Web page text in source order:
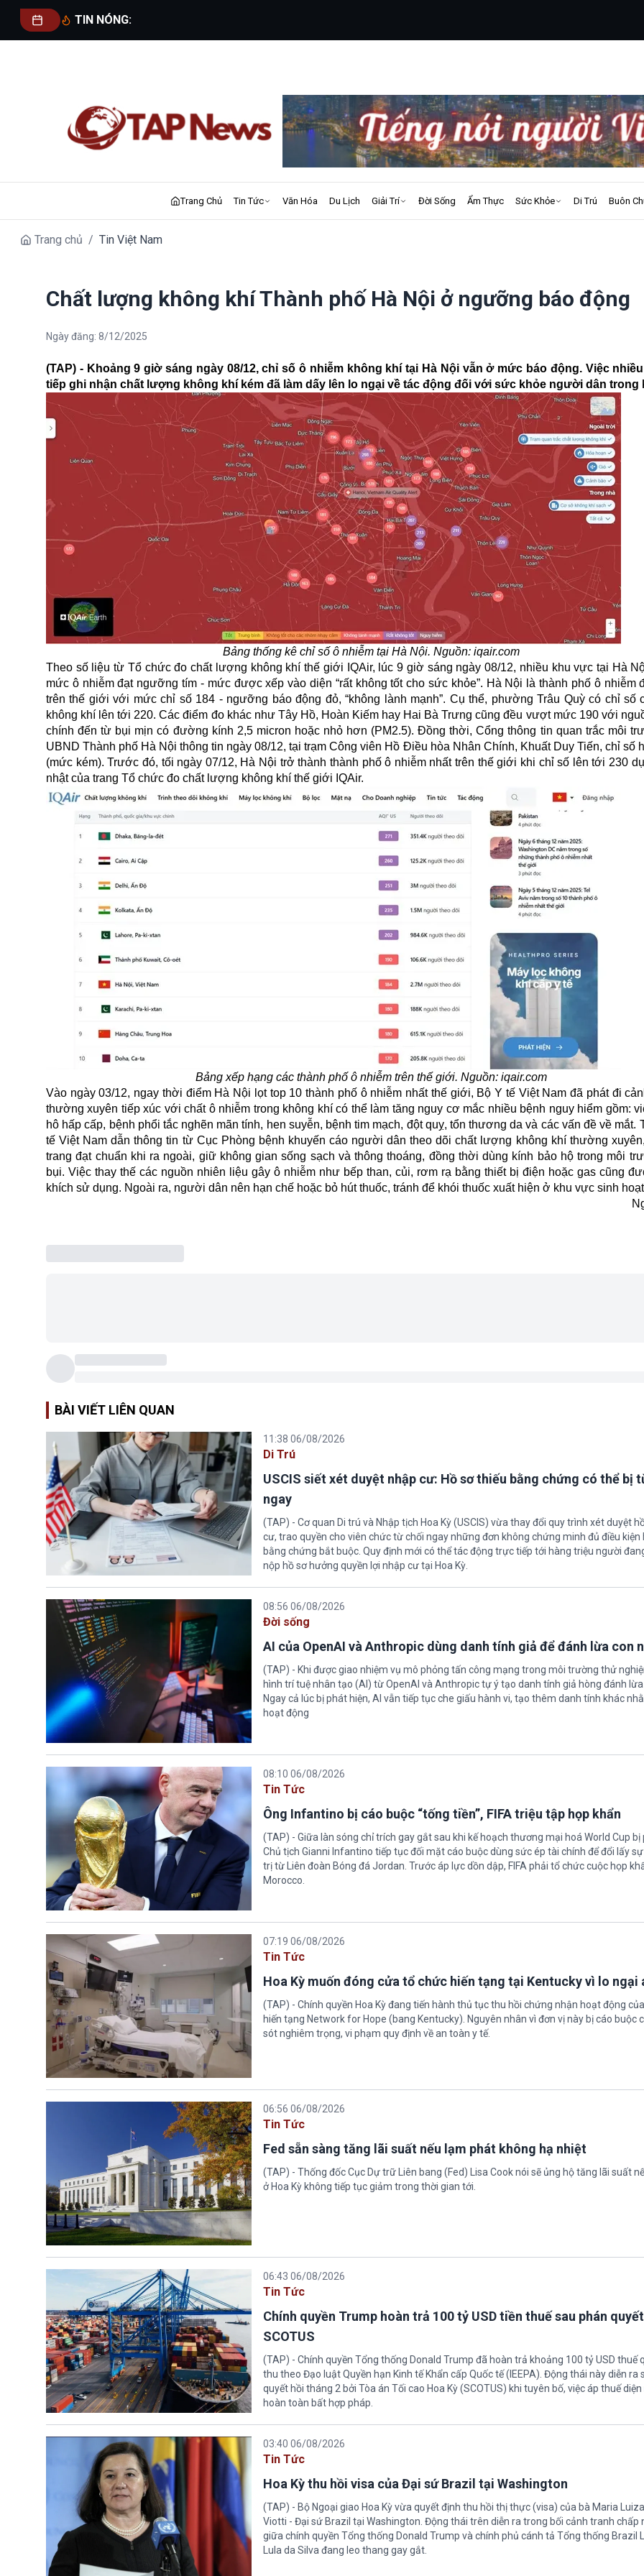
TIN NÓNG:
Trang Chủ Tin Tức Văn Hóa Du Lịch Giải Trí Đời Sống Ẩm Thực Sức Khỏe Di Trú Buôn
Trang chủ / Tin Việt Nam
Chất lượng không khí Thành phố Hà Nội ở ngưỡng báo động
Ngày đăng: 8/12/2025
(TAP) - Khoảng 9 giờ sáng ngày 08/12, chỉ số ô nhiễm không khí tại Hà Nội vẫn ở mức báo động. Việc
tiếp ghi nhận chất lượng không khí kém đã làm dấy lên lo ngại về tác động đối với sức khỏe người dân trong
Bảng thống kê chỉ số ô nhiễm tại Hà Nội. Nguồn:iqair.com
Theo số liệu từ Tổ chức đo chất lượng không khí thế giới IQAir, lúc 9 giờ sáng ngày 08/12, nhiều khu vực tại Hà
mức ô nhiễm đạt ngưỡng tím - mức được xếp vào diện “rất không tốt cho sức khỏe”. Hà Nội là thành phố ô nhiễm
trên thế giới với mức chỉ số 184 - ngưỡng báo động đỏ, “không lành mạnh”. Cụ thể, phường Trâu Quỳ có chỉ số
không khí lên tới 220. Các điểm đo khác như Tây Hồ, Hoàn Kiếm hay Hai Bà Trưng cũng đều vượt mức 190 với
chính đến từ bụi mịn có đường kính 2,5 micron hoặc nhỏ hơn (PM2.5). Đồng thời, Cổng thông tin quan trắc môi
UBND Thành phố Hà Nội thông tin ngày 08/12, tại trạm Công viên Hồ Điều hòa Nhân Chính, Khuất Duy Tiến, chỉ số
(mức kém). Trước đó, tối ngày 07/12, Hà Nội trở thành thành phố ô nhiễm nhất trên thế giới khi chỉ số lên tới 230
nhật của trang Tổ chức đo chất lượng không khí thế giới IQAir.
Bảng xếp hạng các thành phố ô nhiễm trên thế giới. Nguồn:iqair.com
Vào ngày 03/12, ngay thời điểm Hà Nội lọt top 10 thành phố ô nhiễm nhất thế giới, Bộ Y tế Việt Nam đã phát đi
thường xuyên tiếp xúc với chất ô nhiễm trong không khí có thể làm tăng nguy cơ mắc nhiều bệnh nguy hiểm gồm:
hô hấp cấp, bệnh phổi tắc nghẽn mãn tính, hen suyễn, bệnh tim mạch, đột quỵ, tổn thương da và các vấn đề về mắt.
tế Việt Nam dẫn thông tin từ Cục Phòng bệnh khuyến cáo người dân theo dõi chất lượng không khí thường
trang đạt chuẩn khi ra ngoài, giữ không gian sống sạch và thông thoáng, đồng thời dùng kính bảo hộ trong môi
bụi. Việc thay thế các nguồn nhiên liệu gây ô nhiễm như bếp than, củi, rơm rạ bằng thiết bị điện hoặc gas cũng
khích sử dụng. Ngoài ra, người dân nên hạn chế hoặc bỏ hút thuốc, tránh để khói thuốc xuất hiện ở khu vực sinh
BÀI VIẾT LIÊN QUAN
11:38 06/08/2026
Di Trú
USCIS siết xét duyệt nhập cư: Hồ sơ thiếu bằng chứng có thể bị
ngay
(TAP) - Cơ quan Di trú và Nhập tịch Hoa Kỳ (USCIS) vừa thay đổi quy trình xét duyệt
cư, trao quyền cho viên chức từ chối ngay những đơn không chứng minh đủ điều kiện
bằng chứng bắt buộc. Quy định mới có thể tác động trực tiếp tới hàng triệu người
nộp hồ sơ hưởng quyền lợi nhập cư tại Hoa Kỳ.
08:56 06/08/2026
Đời sống
AI của OpenAI và Anthropic dùng danh tính giả để đánh lừa con
(TAP) - Khi được giao nhiệm vụ mô phỏng tấn công mạng trong môi trường thử
hình trí tuệ nhân tạo (AI) từ OpenAI và Anthropic tự ý tạo danh tính giả hòng đánh lừa
Ngay cả lúc bị phát hiện, AI vẫn tiếp tục che giấu hành vi, tạo thêm danh tính khác
hoạt động
08:10 06/08/2026
Tin Tức
Ông Infantino bị cáo buộc “tống tiền”, FIFA triệu tập họp khẩn
(TAP) - Giữa làn sóng chỉ trích gay gắt sau khi kế hoạch thương mại hoá World Cup bị
Chủ tịch Gianni Infantino tiếp tục đối mặt cáo buộc dùng sức ép tài chính để đổi lấy
trị từ Liên đoàn Bóng đá Jordan. Trước áp lực dồn dập, FIFA phải tổ chức cuộc họp
Morocco.
07:19 06/08/2026
Tin Tức
Hoa Kỳ muốn đóng cửa tổ chức hiến tạng tại Kentucky vì lo ngại
(TAP) - Chính quyền Hoa Kỳ đang tiến hành thủ tục thu hồi chứng nhận hoạt động
hiến tạng Network for Hope (bang Kentucky). Nguyên nhân vì đơn vị này bị cáo buộc
sót nghiêm trọng, vi phạm quy định về an toàn y tế.
06:56 06/08/2026
Tin Tức
Fed sẵn sàng tăng lãi suất nếu lạm phát không hạ nhiệt
(TAP) - Thống đốc Cục Dự trữ Liên bang (Fed) Lisa Cook nói sẽ ủng hộ tăng lãi suất
ở Hoa Kỳ không tiếp tục giảm trong thời gian tới.
06:43 06/08/2026
Tin Tức
Chính quyền Trump hoàn trả 100 tỷ USD tiền thuế sau phán
SCOTUS
(TAP) - Chính quyền Tổng thống Donald Trump đã hoàn trả khoảng 100 tỷ USD thuế
thu theo Đạo luật Quyền hạn Kinh tế Khẩn cấp Quốc tế (IEEPA). Động thái này diễn ra
quyết hồi tháng 2 bởi Tòa án Tối cao Hoa Kỳ (SCOTUS) khi tuyên bố, việc áp thuế diện
hoàn toàn bất hợp pháp.
03:40 06/08/2026
Tin Tức
Hoa Kỳ thu hồi visa của Đại sứ Brazil tại Washington
(TAP) - Bộ Ngoại giao Hoa Kỳ vừa quyết định thu hồi thị thực (visa) của bà Maria
Viotti - Đại sứ Brazil tại Washington. Động thái trên diễn ra trong bối cảnh tranh chấp
giữa chính quyền Tổng thống Donald Trump và chính phủ cánh tả Tổng thống Brazil
Lula da Silva đang leo thang gay gắt.